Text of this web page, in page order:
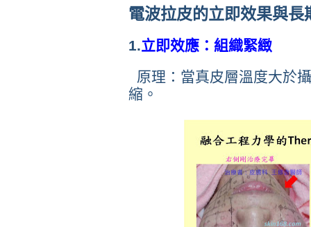
電波拉皮的立即效果與長
1.立即效應：組織緊緻
原理：當真皮層溫度大於
縮。